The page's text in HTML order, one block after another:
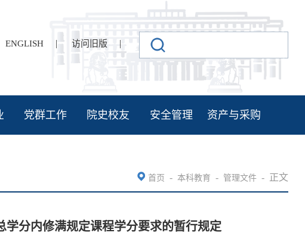
ENGLISH | 访问旧版 |
党群工作 院史校友 安全管理 资产与采购
首页 - 本科教育 - 管理文件 - 正文
分内修满规定课程学分要求的暂行规定